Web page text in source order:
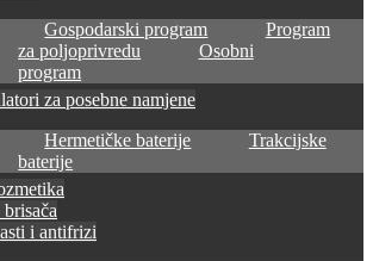
Gospodarski program
Program
za poljoprivredu
Osobni
program
za posebne namjene
Hermetičke baterije
Trakcijske
baterije
i antifrizi